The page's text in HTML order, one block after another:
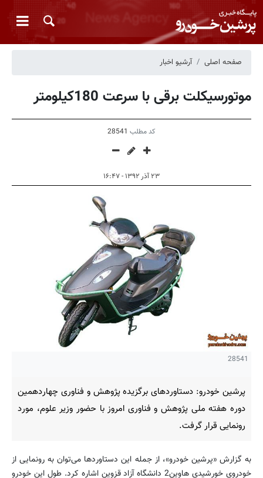
صفحه اصلی آرشیو اخبار
موتورسیکلت برقی با سرعت 180کیلومتر
کد مطلب 28541
۲۳ آذر ۱۳۹۲ - ۱۶:۴۷
28541
پرشین خودرو: دستاوردهای برگزیده پژوهش و فناوری چهاردهمین
دوره هفته ملی پژوهش و فناوری امروز با حضور وزیر علوم، مورد
رونمایی قرار گرفت.
به گزارش «پرشین خودرو»، از جمله این دستاوردها می‌توان به رونمایی از
خودروی خورشیدی هاوین2 دانشگاه آزاد قزوین اشاره کرد. طول این خودرو